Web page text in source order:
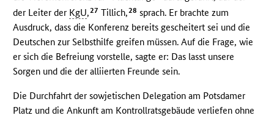
der Leiter der KgU,27 Tillich,28 sprach. Er brachte zum
Ausdruck, dass die Konferenz bereits gescheitert sei und die
Deutschen zur Selbsthilfe greifen müssen. Auf die Frage, wie
er sich die Befreiung vorstelle, sagte er: Das lasst unsere
Sorgen und die der alliierten Freunde sein.
Die Durchfahrt der sowjetischen Delegation am Potsdamer
Platz und die Ankunft am Kontrollratsgebäude verliefen ohne